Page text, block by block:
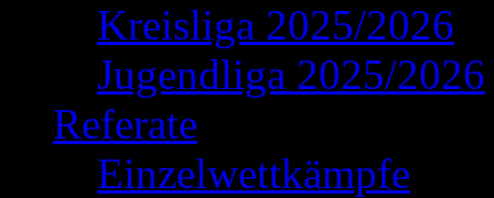
Kreisliga 2025/2026
Jugendliga 2025/2026
Referate
Einzelwettkämpfe